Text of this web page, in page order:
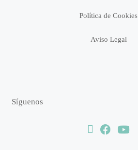
Política de Cookies
Aviso Legal
Síguenos